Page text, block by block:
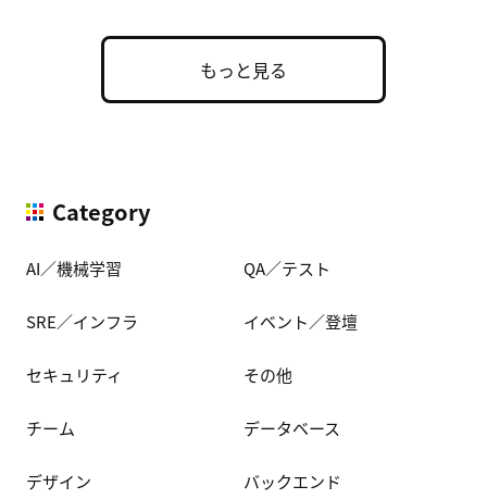
もっと見る
Category
AI／機械学習 QA／テスト
SRE／インフラ イベント／登壇
セキュリティ その他
チーム データベース
デザイン バックエンド